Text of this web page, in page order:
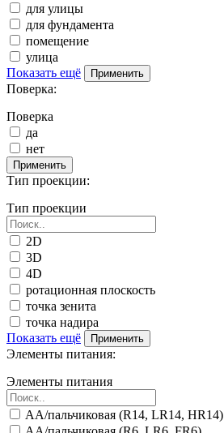
для улицы
для фундамента
помещение
улица
Показать ещё
Применить
Поверка:
Поверка
да
нет
Применить
Тип проекции:
Тип проекции
2D
3D
4D
ротационная плоскость
точка зенита
точка надира
Показать ещё
Применить
Элементы питания:
Элементы питания
AA/пальчиковая (R14, LR14, HR14)